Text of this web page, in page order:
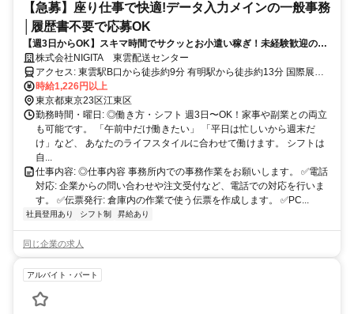
【急募】座り仕事で快適!データ入力メインの一般事務
│履歴書不要で応募OK
【週3日からOK】スキマ時間でサクッとお小遣い稼ぎ！未経験歓迎の仕
分けスタッフ
株式会社NIGITA 東雲配送センター
アクセス: 東雲駅B口から徒歩約9分 有明駅から徒歩約13分 国際展示
時給1,226円以上
東京都東京23区江東区
勤務時間・曜日: ◎働き方・シフト 週3日〜OK！家事や副業との両立
も可能です。 「午前中だけ働きたい」 「平日は忙しいから週末だ
け」など、 あなたのライフスタイルに合わせて働けます。 シフトは
自...
仕事内容: ◎仕事内容 事務所内での事務作業をお願いします。 ✅電話
対応: 企業からの問い合わせや注文受付など、電話での対応を行いま
す。 ✅伝票発行: 倉庫内の作業で使う伝票を作成します。 ✅PC...
社員登用あり シフト制 昇給あり
同じ企業の求人
アルバイト・パート